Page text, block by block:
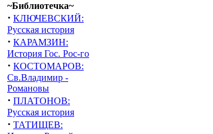
~Библиотечка~
· КЛЮЧЕВСКИЙ:
Русская история
· КАРАМЗИН:
История Гос. Рос-го
· КОСТОМАРОВ:
Св.Владимир -
Романовы
· ПЛАТОНОВ:
Русская история
· ТАТИЩЕВ: